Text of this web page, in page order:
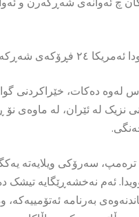
ناوەڕاست.
لەوە دەکات، خێراکردنی
نزیک لە ئێران، لە ماوەی
ترەمپ، سەرۆکی ویلایەتە
ئەم نەخشەڕێگایە تیشک
بەرنامە